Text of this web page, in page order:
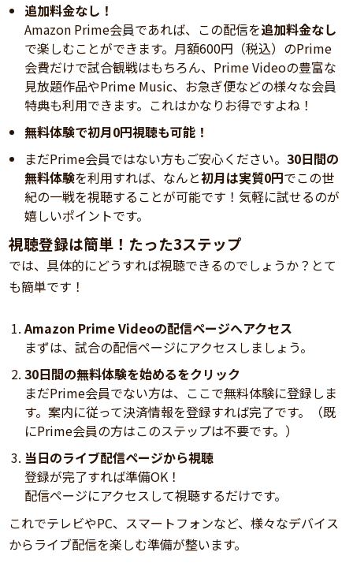
追加料金なし！
Amazon Prime会員であれば、この配信を追加料金なし
で楽しむことができます。月額600円（税込）のPrime
会費だけで試合観戦はもちろん、Prime Videoの豊富な
見放題作品やPrime Music、お急ぎ便などの様々な会員
特典も利用できます。これはかなりお得ですよね！
無料体験で初月0円視聴も可能！
まだPrime会員ではない方もご安心ください。30日間の
無料体験を利用すれば、なんと初月は実質0円でこの世
紀の一戦を視聴することが可能です！気軽に試せるのが
嬉しいポイントです。
視聴登録は簡単！たった3ステップ
では、具体的にどうすれば視聴できるのでしょうか？とて
も簡単です！
Amazon Prime Videoの配信ページへアクセス
まずは、試合の配信ページにアクセスしましょう。
30日間の無料体験を始めるをクリック
まだPrime会員でない方は、ここで無料体験に登録しま
す。案内に従って決済情報を登録すれば完了です。（既
にPrime会員の方はこのステップは不要です。）
当日のライブ配信ページから視聴
登録が完了すれば準備OK！
配信ページにアクセスして視聴するだけです。
これでテレビやPC、スマートフォンなど、様々なデバイス
からライブ配信を楽しむ準備が整います。